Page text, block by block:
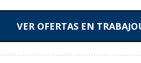
VER OFERTAS EN